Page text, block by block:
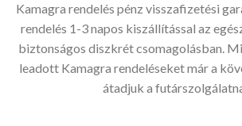
Kamagra rendelés pénz visszafizetési
rendelés 1-3 napos kiszállítással az
biztonságos diszkrét csomagolásban.
leadott Kamagra rendeléseket már a
átadjuk a